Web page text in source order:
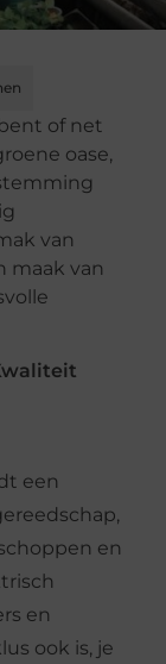
of net
oase,
van
maak van
een
en
en
ook is, je